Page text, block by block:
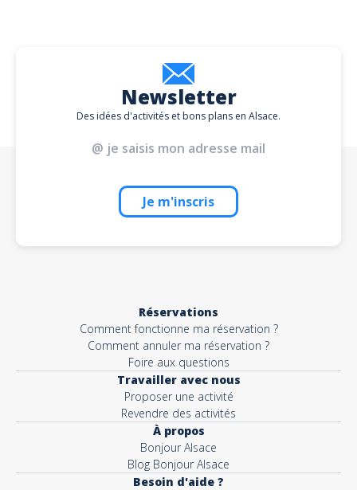
Newsletter
Des idées d'activités et bons plans en Alsace.
Je m'inscris
Réservations
Comment fonctionne ma réservation ?
Comment annuler ma réservation ?
Foire aux questions
Travailler avec nous
Proposer une activité
Revendre des activités
À propos
Bonjour Alsace
Blog Bonjour Alsace
Besoin d'aide ?